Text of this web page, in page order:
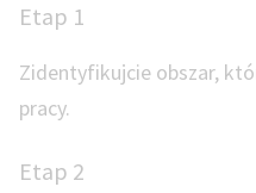
Etap 1
Zidentyfikujcie obszar,
pracy.
Etap 2